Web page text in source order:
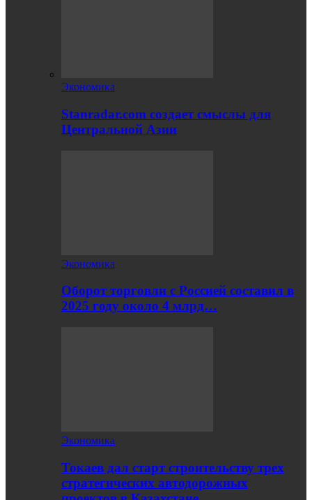
Экономика
Stanradar.com создает смыслы для
Центральной Азии
Экономика
Оборот торговли с Россией составил в
2025 году около 4 млрд…
Экономика
Токаев дал старт строительству трех
стратегических автодорожных